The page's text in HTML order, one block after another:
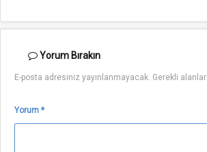
Yorum Bırakın
E-posta adresiniz yayınlanmayacak. Gerekli alanlar
Yorum *